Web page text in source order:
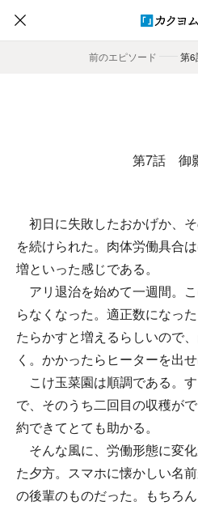
前のエピソード
―― 第
第7話 御
初日に失敗したおかげか、
を続けられた。肉体労働具合
増といった感じである。
アリ退治を始めて一週間。
らなくなった。適正数になっ
たらかすと増えるらしいので
く。かかったらヒーターを出せ
こけ玉菜園は順調である。
で、そのうち二回目の収穫が
約できてとても助かる。
そんな風に、労働形態に変化
た夕方。スマホに懐かしい名
の後輩のものだった。もちろ